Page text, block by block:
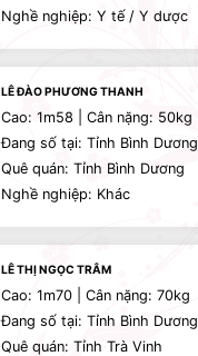
Nghề nghiệp: Y tế / Y dược
LÊ ĐÀO PHƯƠNG THANH
Cao: 1m58 | Cân nặng: 50kg
Đang số tại: Tỉnh Bình Dương
Quê quán: Tỉnh Bình Dương
Nghề nghiệp: Khác
LÊ THỊ NGỌC TRÂM
Cao: 1m70 | Cân nặng: 70kg
Đang số tại: Tỉnh Bình Dương
Quê quán: Tỉnh Trà Vinh